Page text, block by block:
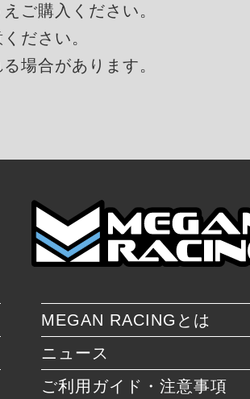
ご購入ください。
ださい。
場合があります。
MEGAN RACINGとは
ニュース
ご利用ガイド・注意事項